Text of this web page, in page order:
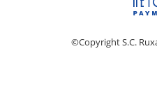
©Copyright S.C.